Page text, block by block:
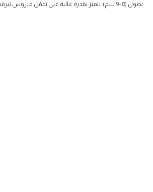
بطول (8–9 سم). يتميز بقدرة عالية على تحمّل فيروس تبرقش العروق الصفراء (YVMV).